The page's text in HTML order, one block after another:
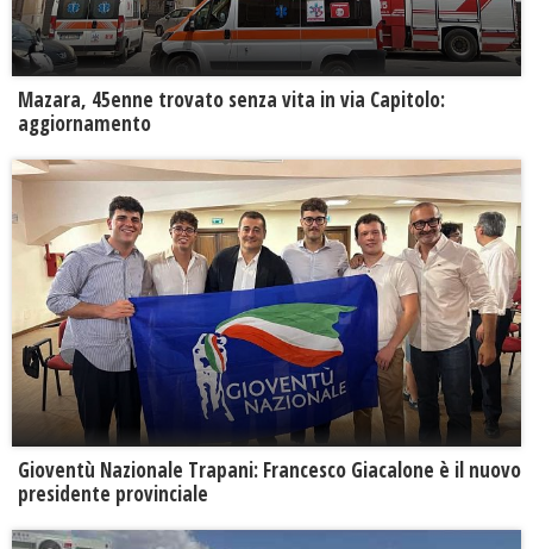
Mazara, 45enne trovato senza vita in via Capitolo:
aggiornamento
Gioventù Nazionale Trapani: Francesco Giacalone è il nuovo
presidente provinciale